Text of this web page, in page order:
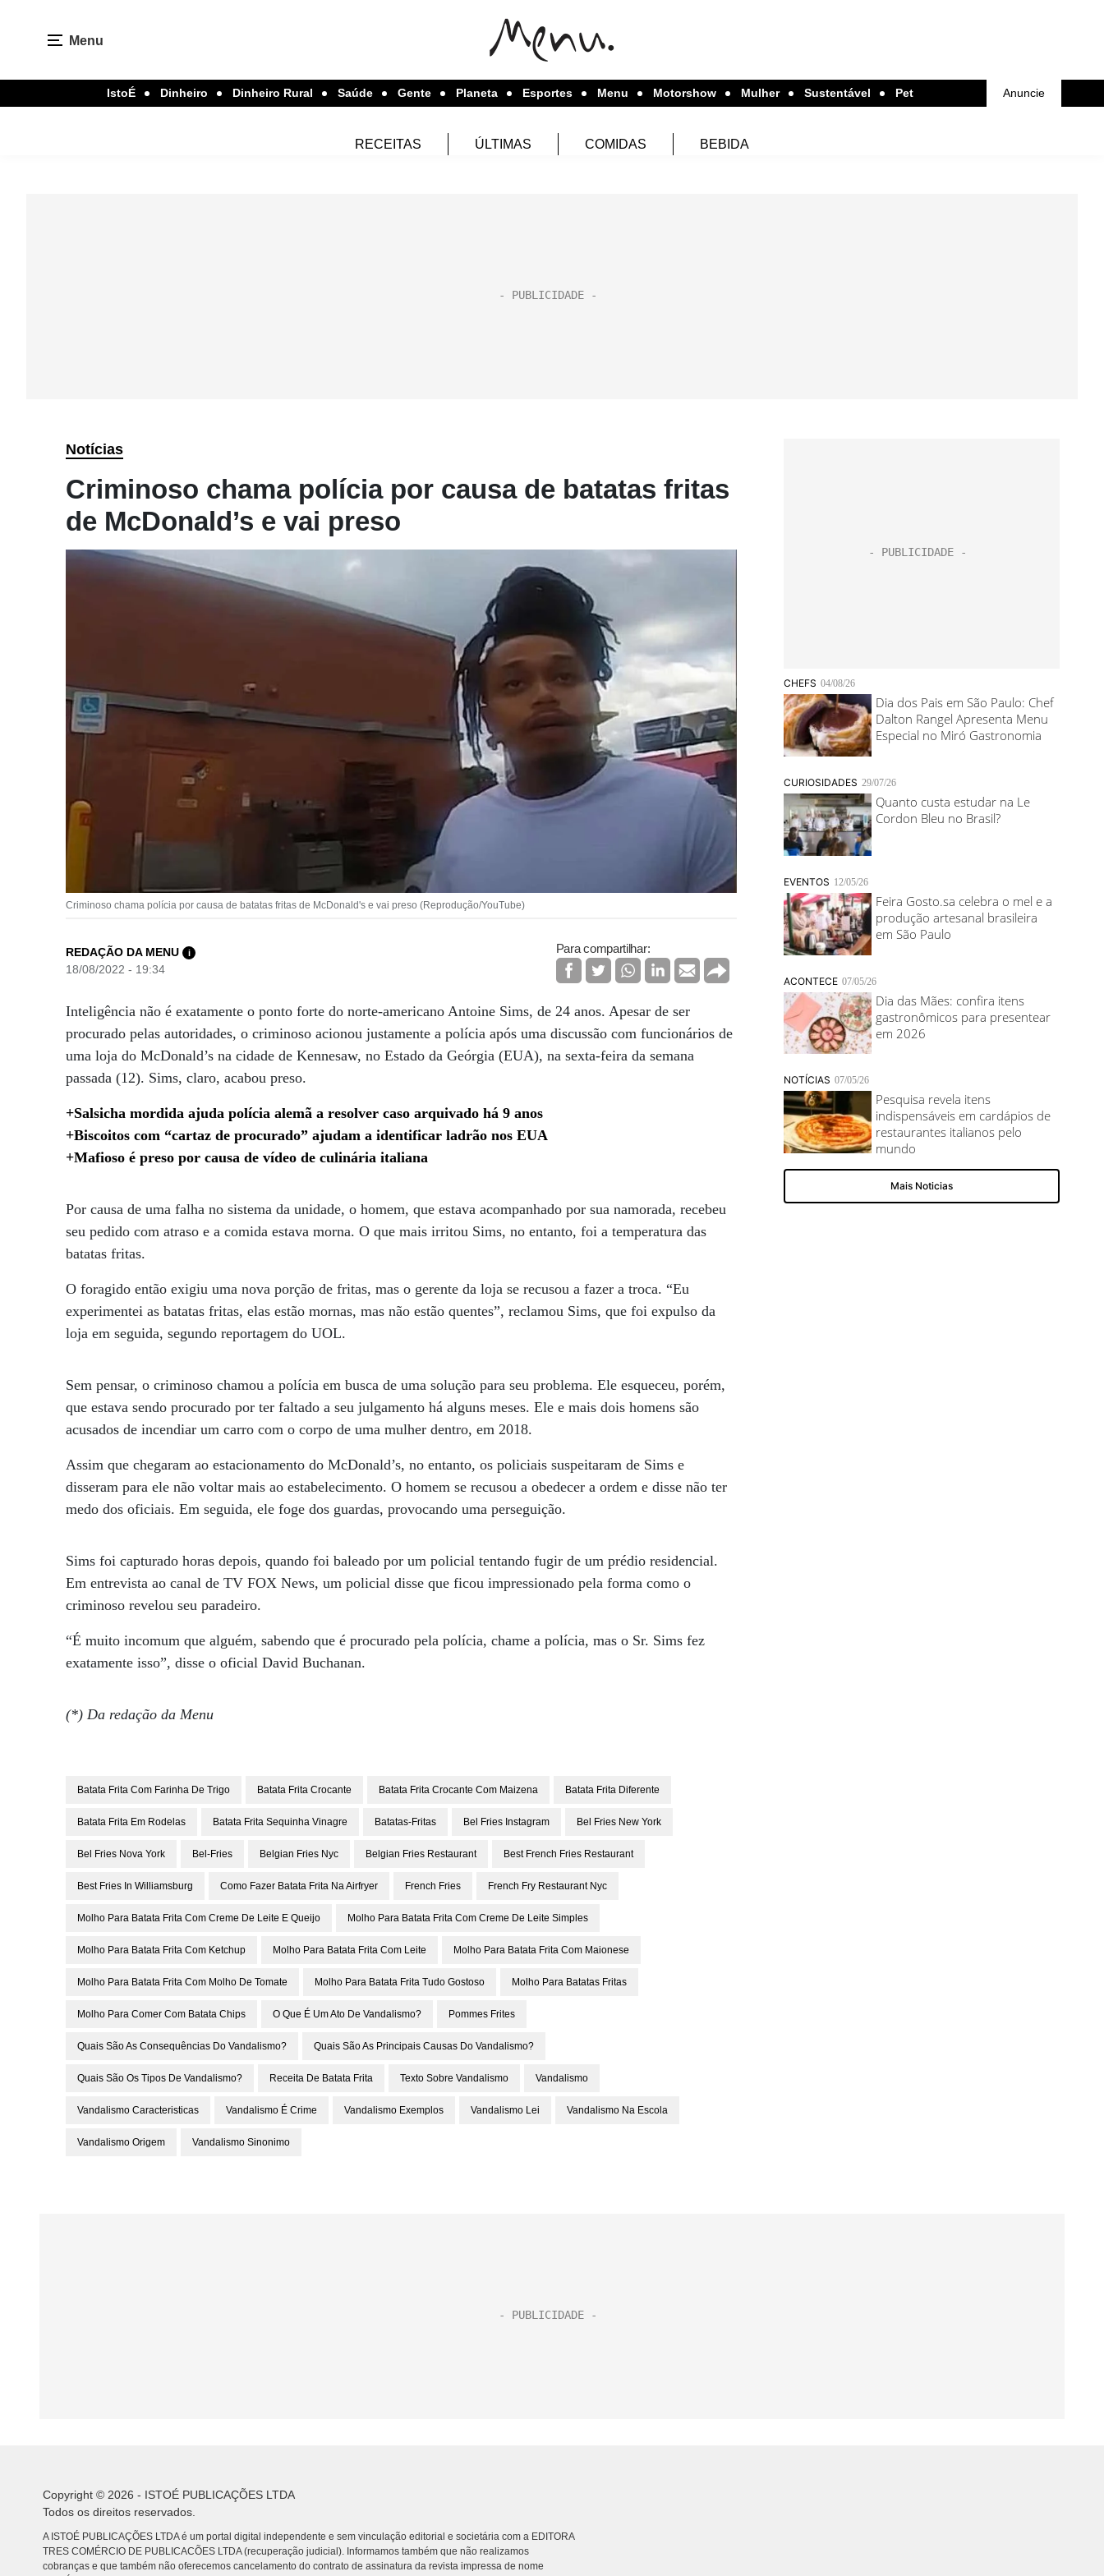
Menu
IstoÉ Dinheiro Dinheiro Rural Saúde Gente Planeta Esportes Menu Motorshow Mulher Sustentável Pet Anuncie
RECEITAS ÚLTIMAS COMIDAS BEBIDA
Notícias
Criminoso chama polícia por causa de batatas fritas
de McDonald’s e vai preso
Criminoso chama polícia por causa de batatas fritas de McDonald's e vai preso (Reprodução/YouTube)
REDAÇÃO DA MENU i
18/08/2022 - 19:34
Para compartilhar:
Inteligência não é exatamente o ponto forte do norte-americano Antoine Sims, de 24 anos. Apesar de ser
procurado pelas autoridades, o criminoso acionou justamente a polícia após uma discussão com funcionários de
uma loja do McDonald’s na cidade de Kennesaw, no Estado da Geórgia (EUA), na sexta-feira da semana
passada (12). Sims, claro, acabou preso.
+Salsicha mordida ajuda polícia alemã a resolver caso arquivado há 9 anos
+Biscoitos com “cartaz de procurado” ajudam a identificar ladrão nos EUA
+Mafioso é preso por causa de vídeo de culinária italiana
Por causa de uma falha no sistema da unidade, o homem, que estava acompanhado por sua namorada, recebeu
seu pedido com atraso e a comida estava morna. O que mais irritou Sims, no entanto, foi a temperatura das
batatas fritas.
O foragido então exigiu uma nova porção de fritas, mas o gerente da loja se recusou a fazer a troca. “Eu
experimentei as batatas fritas, elas estão mornas, mas não estão quentes”, reclamou Sims, que foi expulso da
loja em seguida, segundo reportagem do UOL.
Sem pensar, o criminoso chamou a polícia em busca de uma solução para seu problema. Ele esqueceu, porém,
que estava sendo procurado por ter faltado a seu julgamento há alguns meses. Ele e mais dois homens são
acusados de incendiar um carro com o corpo de uma mulher dentro, em 2018.
Assim que chegaram ao estacionamento do McDonald’s, no entanto, os policiais suspeitaram de Sims e
disseram para ele não voltar mais ao estabelecimento. O homem se recusou a obedecer a ordem e disse não ter
medo dos oficiais. Em seguida, ele foge dos guardas, provocando uma perseguição.
Sims foi capturado horas depois, quando foi baleado por um policial tentando fugir de um prédio residencial.
Em entrevista ao canal de TV FOX News, um policial disse que ficou impressionado pela forma como o
criminoso revelou seu paradeiro.
“É muito incomum que alguém, sabendo que é procurado pela polícia, chame a polícia, mas o Sr. Sims fez
exatamente isso”, disse o oficial David Buchanan.
(*) Da redação da Menu
Batata Frita Com Farinha De Trigo Batata Frita Crocante Batata Frita Crocante Com Maizena Batata Frita Diferente
Batata Frita Em Rodelas Batata Frita Sequinha Vinagre Batatas-Fritas Bel Fries Instagram Bel Fries New York
Bel Fries Nova York Bel-Fries Belgian Fries Nyc Belgian Fries Restaurant Best French Fries Restaurant
Best Fries In Williamsburg Como Fazer Batata Frita Na Airfryer French Fries French Fry Restaurant Nyc
Molho Para Batata Frita Com Creme De Leite E Queijo Molho Para Batata Frita Com Creme De Leite Simples
Molho Para Batata Frita Com Ketchup Molho Para Batata Frita Com Leite Molho Para Batata Frita Com Maionese
Molho Para Batata Frita Com Molho De Tomate Molho Para Batata Frita Tudo Gostoso Molho Para Batatas Fritas
Molho Para Comer Com Batata Chips O Que É Um Ato De Vandalismo? Pommes Frites
Quais São As Consequências Do Vandalismo? Quais São As Principais Causas Do Vandalismo?
Quais São Os Tipos De Vandalismo? Receita De Batata Frita Texto Sobre Vandalismo Vandalismo
Vandalismo Caracteristicas Vandalismo É Crime Vandalismo Exemplos Vandalismo Lei Vandalismo Na Escola
Vandalismo Origem Vandalismo Sinonimo
Copyright © 2026 - ISTOÉ PUBLICAÇÕES LTDA
Todos os direitos reservados.
A ISTOÉ PUBLICAÇÕES LTDA é um portal digital independente e sem vinculação editorial e societária com a EDITORA
TRES COMÉRCIO DE PUBLICACÕES LTDA (recuperação judicial). Informamos também que não realizamos
cobranças e que também não oferecemos cancelamento do contrato de assinatura da revista impressa de nome